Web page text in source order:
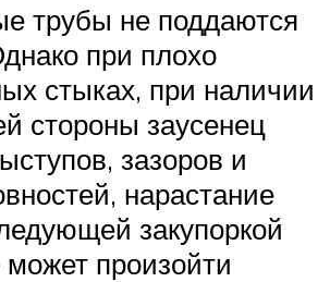
трубы не поддаются
при плохо
стыках, при наличии
стороны заусенец
зазоров и
нарастание
закупоркой
произойти